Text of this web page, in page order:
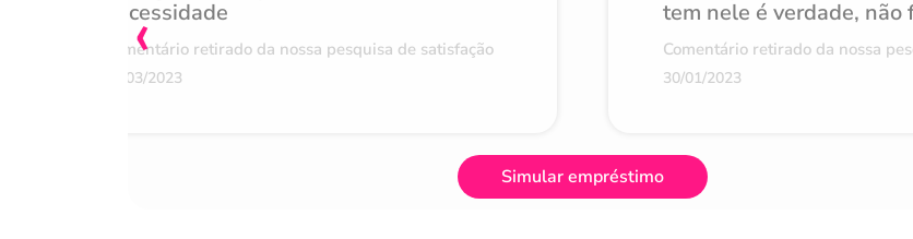
necessidade
Comentário retirado da nossa pesquisa de satisfação
07/03/2023
tem nele é verdade, não
Comentário retirado da nossa
30/01/2023
‹
Simular empréstimo